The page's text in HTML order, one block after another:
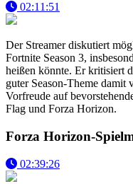
02:11:51
Der Streamer diskutiert
Fortnite Season 3,
heißen könnte. Er kritisiert
guter Season-Theme damit
Vorfreude auf
Flag und Forza Horizon.
Forza Horizon-
02:39:26